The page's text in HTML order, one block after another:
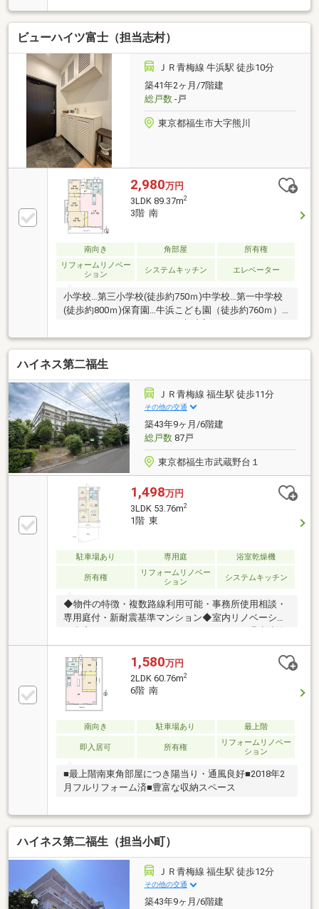
ビューハイツ富士（担当志村）
ＪＲ青梅線 牛浜駅 徒歩10分
築41年2ヶ月/7階建
総戸数-戸
東京都福生市大字熊川
2,980万円
3LDK 89.37m2
3階 南
南向き 角部屋
所有権
リフォームリノベー
ション
システムキッチン エレベーター
小学校…第三小学校(徒歩約750ｍ)中学校…第一中学校
(徒歩約800ｍ)保育園…牛浜こども園（徒歩約760ｍ）
ヤオコー福生牛浜店(950ｍ)コンビニ…セブンイレブン
福生牛浜駅東店(約540ｍ）------------ POINT -------------
-牛浜駅まで徒歩約11分！徒歩圏内にスーパー、コンビ
ニがあり生活しやすい地域です。3階角部屋なので陽
当り・通風良好！リフォーム済で綺麗な室内です。－
－－－－－－－－－－－－－－－－－－－－「お家探
し、何から始めればいいか分からない」そんな方こ
そ、ウイングホームへ。西多摩に根ざしたスタッフ
が、疑問も不安も丁寧に向き合います
ハイネス第二福生
ＪＲ青梅線 福生駅 徒歩11分
その他の交通
築43年9ヶ月/6階建
総戸数87戸
東京都福生市武蔵野台１
1,498万円
3LDK 53.76m2
1階 東
駐車場あり 専用庭 浴室乾燥機
所有権
リフォームリノベー
ション
システムキッチン
◆物件の特徴・複数路線利用可能・事務所使用相談・
専用庭付・新耐震基準マンション◆室内リノベーショ
便座付トイレ・専有部分配管etc◆インテリックスの販
売実績 ・R1(適合リノベーション)住宅発行ランキン
グ3年連続NO.1！ ・年間1000戸以上のリノベーショ
ン実績 ・累計販売戸数2万8000戸突破!◆都市銀行、
ネット銀行等住宅ローン一括事前審査可能！ネット銀
行はじめ大手金融機関の都市銀行や地方銀行と幅広く
提携をしています!物件によって使用できる銀行も変わ
りますので、是非一度ご相談ください♪
1,580万円
2LDK 60.76m2
6階 南
南向き 駐車場あり 最上階
即入居可 所有権
リフォームリノベー
ション
■最上階南東角部屋につき陽当り・通風良好■2018年2
月フルリフォーム済■豊富な収納スペース
ハイネス第二福生（担当小町）
ＪＲ青梅線 福生駅 徒歩12分
その他の交通
築43年9ヶ月/6階建